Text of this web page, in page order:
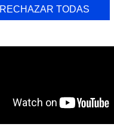
RECHAZAR TODAS